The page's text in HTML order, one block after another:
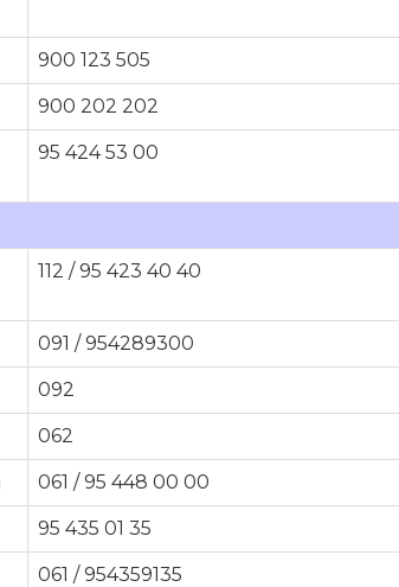
900 123 505
900 202 202
95 424 53 00
112 / 95 423 40 40
091 / 954289300
092
062
061 / 95 448 00 00
95 435 01 35
061 / 954359135